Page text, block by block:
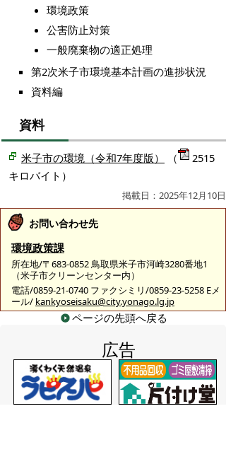
環境政策
公害防止対策
一般廃棄物の適正処理
第2次米子市環境基本計画の進捗状況
資料編
資料
米子市の環境（令和7年度版） （
2515
キロバイト）
掲載日：2025年12月10日
お問い合わせ先
環境政策課
所在地/〒683-0852 鳥取県米子市河崎3280番地1
（米子市クリーンセンター内）
電話/0859-21-0740 ファクシミリ/0859-23-5258 Eメ
ール/ kankyoseisaku@city.yonago.lg.jp
ページの先頭へ戻る
広告